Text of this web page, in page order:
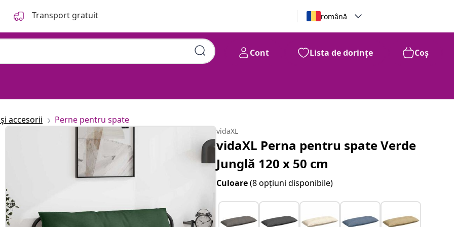
Transport gratuit română
Cont Lista de dorințe Coș
accesorii Perne pentru spate
vidaXL
vidaXL Perna pentru spate Verde
Junglă 120 x 50 cm
Culoare(8 opțiuni disponibile)